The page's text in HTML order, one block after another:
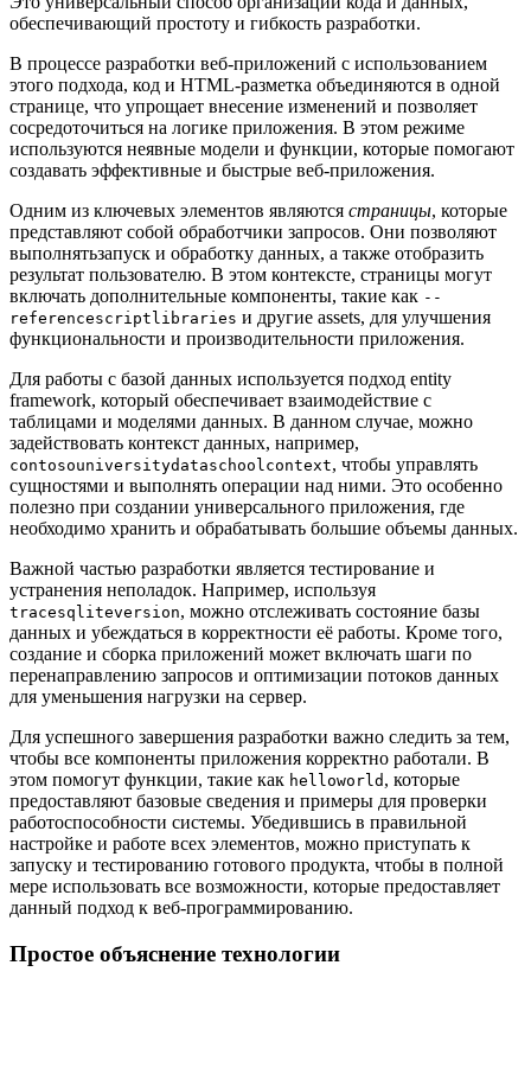
обеспечивающий простоту и гибкость разработки.
В процессе разработки веб-приложений с использованием
этого подхода, код и HTML-разметка объединяются в одной
странице, что упрощает внесение изменений и позволяет
сосредоточиться на логике приложения. В этом режиме
используются неявные модели и функции, которые помогают
создавать эффективные и быстрые веб-приложения.
Одним из ключевых элементов являются страницы, которые
представляют собой обработчики запросов. Они позволяют
выполнятьзапуск и обработку данных, а также отобразить
результат пользователю. В этом контексте, страницы могут
включать дополнительные компоненты, такие как --
referencescriptlibraries и другие assets, для улучшения
функциональности и производительности приложения.
Для работы с базой данных используется подход entity
framework, который обеспечивает взаимодействие с
таблицами и моделями данных. В данном случае, можно
задействовать контекст данных, например,
contosouniversitydataschoolcontext, чтобы управлять
сущностями и выполнять операции над ними. Это особенно
полезно при создании универсального приложения, где
необходимо хранить и обрабатывать большие объемы данных.
Важной частью разработки является тестирование и
устранения неполадок. Например, используя
tracesqliteversion, можно отслеживать состояние базы
данных и убеждаться в корректности её работы. Кроме того,
создание и сборка приложений может включать шаги по
перенаправлению запросов и оптимизации потоков данных
для уменьшения нагрузки на сервер.
Для успешного завершения разработки важно следить за тем,
чтобы все компоненты приложения корректно работали. В
этом помогут функции, такие как helloworld , которые
предоставляют базовые сведения и примеры для проверки
работоспособности системы. Убедившись в правильной
настройке и работе всех элементов, можно приступать к
запуску и тестированию готового продукта, чтобы в полной
мере использовать все возможности, которые предоставляет
данный подход к веб-программированию.
Простое объяснение технологии